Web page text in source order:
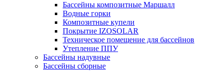
Бассейны композитные Маршалл
Водные горки
Композитные купели
Покрытие IZOSOLAR
Техническое помещение для бассейнов
Утепление ППУ
Бассейны надувные
Бассейны сборные